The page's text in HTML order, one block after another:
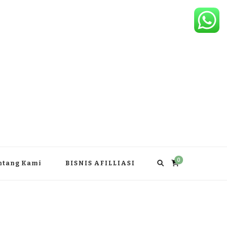
Kami BISNIS AFILLIASI 0